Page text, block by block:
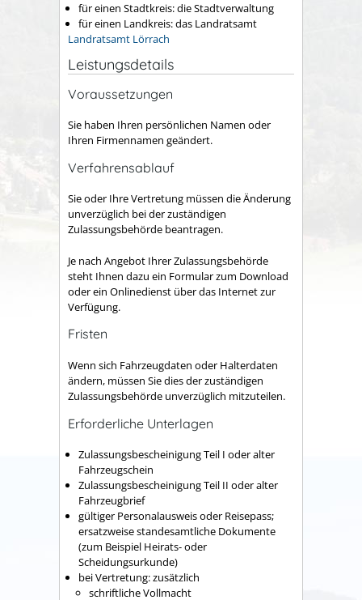
für einen Stadtkreis: die Stadtverwaltung
für einen Landkreis: das Landratsamt
Landratsamt Lörrach
Leistungsdetails
Voraussetzungen
Sie haben Ihren persönlichen Namen oder
Ihren Firmennamen geändert.
Verfahrensablauf
Sie oder Ihre Vertretung müssen die Änderung
unverzüglich bei der zuständigen
Zulassungsbehörde beantragen.
Je nach Angebot Ihrer Zulassungsbehörde
steht Ihnen dazu ein Formular zum Download
oder ein Onlinedienst über das Internet zur
Verfügung.
Fristen
Wenn sich Fahrzeugdaten oder Halterdaten
ändern, müssen Sie dies der zuständigen
Zulassungsbehörde unverzüglich mitzuteilen.
Erforderliche Unterlagen
Zulassungsbescheinigung Teil I oder alter
Fahrzeugschein
Zulassungsbescheinigung Teil II oder alter
Fahrzeugbrief
gültiger Personalausweis oder Reisepass;
ersatzweise standesamtliche Dokumente
(zum Beispiel Heirats- oder
Scheidungsurkunde)
bei Vertretung: zusätzlich
schriftliche Vollmacht